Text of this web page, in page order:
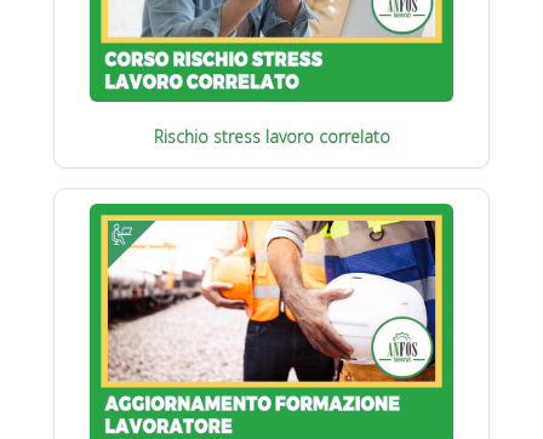
Rischio stress lavoro correlato